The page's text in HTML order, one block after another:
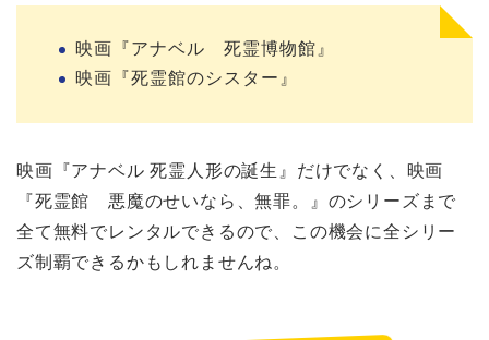
映画『アナベル 死霊博物館』
映画『死霊館のシスター』
映画『アナベル 死霊人形の誕生』だけでなく、映画
『死霊館 悪魔のせいなら、無罪。』のシリーズまで
全て無料でレンタルできるので、この機会に全シリー
ズ制覇できるかもしれませんね。